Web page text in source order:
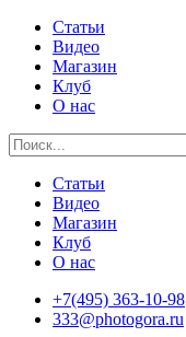
Статьи
Видео
Магазин
Клуб
О нас
Статьи
Видео
Магазин
Клуб
О нас
+7(495) 363-10-98
333@photogora.ru